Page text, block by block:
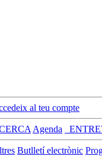
al teu compte
Agenda
Butlletí electrònic